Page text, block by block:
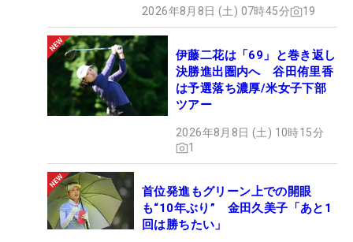
2026年8月8日 (土) 07時45分 19
伊藤二花は「69」と巻き返し
決勝進出圏内へ 谷田侑里香
は予選落ち濃厚/米女子下部
ツアー
2026年8月8日 (土) 10時15分
1
首位発進もグリーン上での開眼
も“10年ぶり” 金田久美子「あと1
回は勝ちたい」